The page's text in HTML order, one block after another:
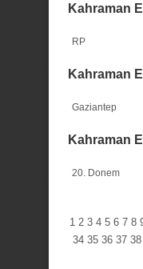
Kahraman
RP
Kahraman
Gaziantep
Kahraman
20. Donem
1 2 3 4 5 6 7 8
34 35 36 37 38